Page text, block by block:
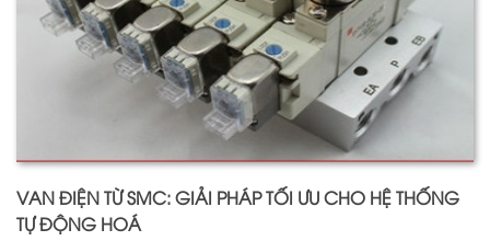
VAN ĐIỆN TỪ SMC: GIẢI PHÁP TỐI ƯU CHO HỆ THỐNG
TỰ ĐỘNG HOÁ